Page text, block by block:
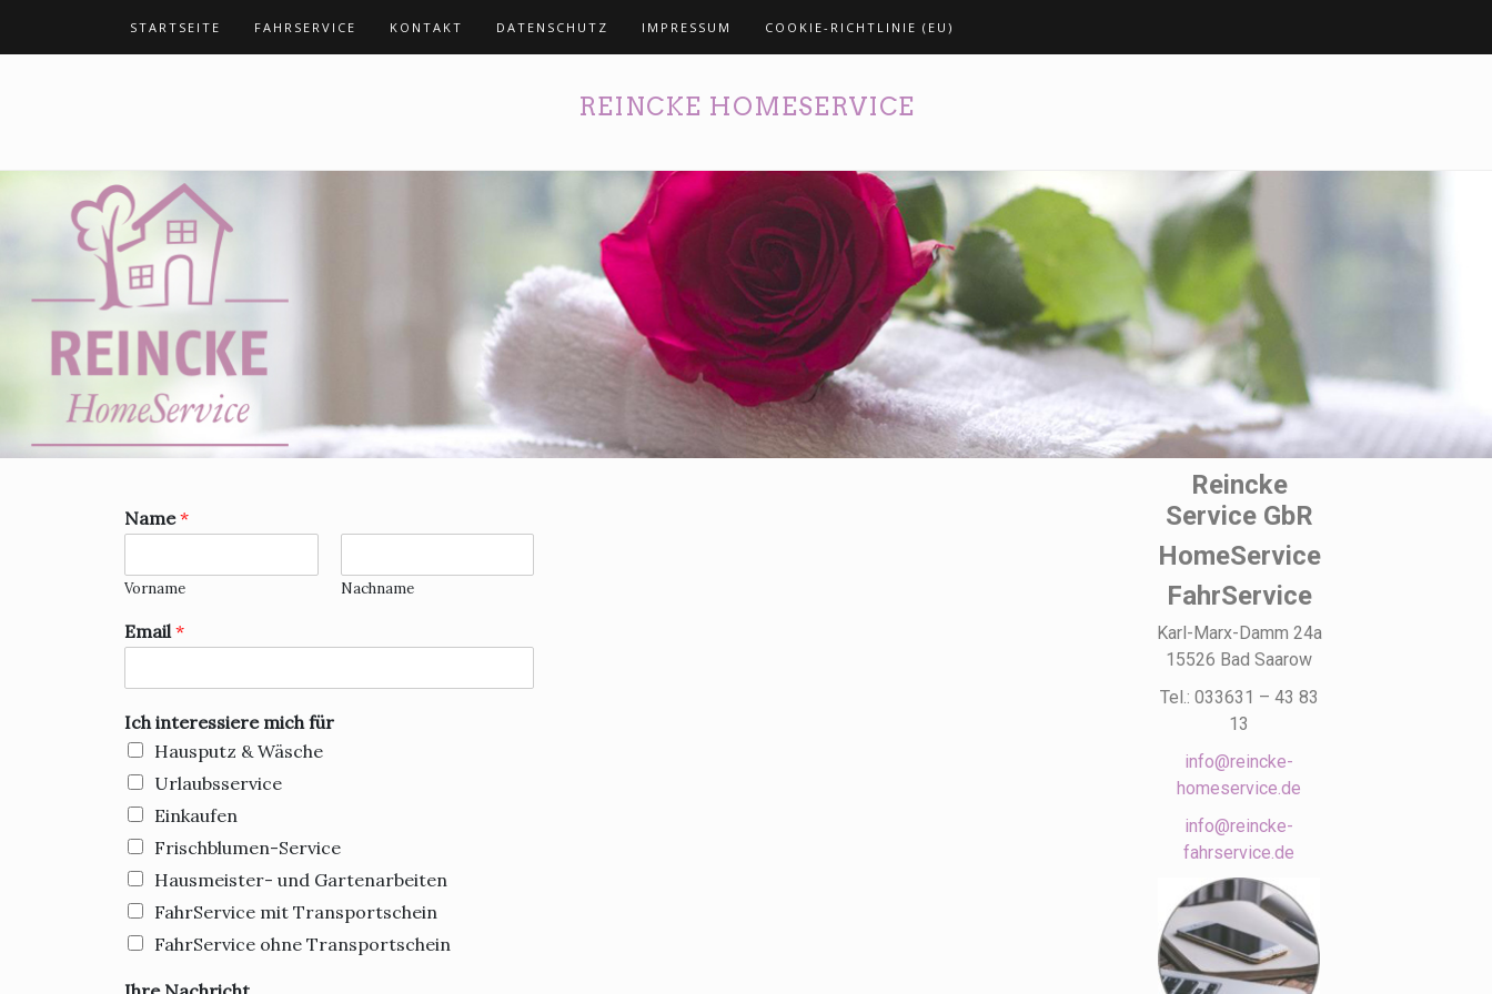
STARTSEITE FAHRSERVICE KONTAKT DATENSCHUTZ IMPRESSUM COOKIE-RICHTLINIE (EU)
REINCKE HOMESERVICE
Name*
Vorname Nachname
Email *
Ich interessiere mich für
Hausputz & Wäsche
Urlaubsservice
Einkaufen
Frischblumen-Service
Hausmeister- und Gartenarbeiten
FahrService mit Transportschein
FahrService ohne Transportschein
Reincke
Service GbR
HomeService
FahrService
Karl-Marx-Damm 24a
15526 Bad Saarow
Tel.: 033631 – 43 83
13
info@reincke-
homeservice.de
info@reincke-
fahrservice.de